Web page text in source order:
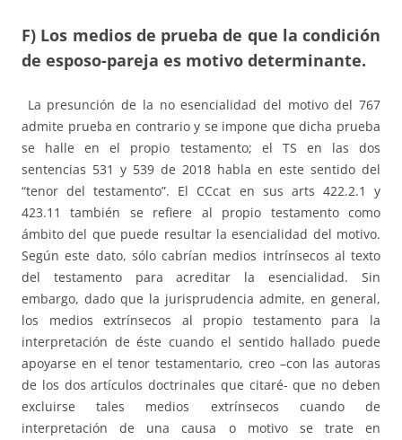
F) Los medios de prueba de que la condición
de esposo-pareja es motivo determinante.
La presunción de la no esencialidad del motivo del 767
admite prueba en contrario y se impone que dicha prueba
se halle en el propio testamento; el TS en las dos
sentencias 531 y 539 de 2018 habla en este sentido del
“tenor del testamento”. El CCcat en sus arts 422.2.1 y
423.11 también se refiere al propio testamento como
ámbito del que puede resultar la esencialidad del motivo.
Según este dato, sólo cabrían medios intrínsecos al texto
del testamento para acreditar la esencialidad. Sin
embargo, dado que la jurisprudencia admite, en general,
los medios extrínsecos al propio testamento para la
interpretación de éste cuando el sentido hallado puede
apoyarse en el tenor testamentario, creo –con las autoras
de los dos artículos doctrinales que citaré- que no deben
excluirse tales medios extrínsecos cuando de
interpretación de una causa o motivo se trate en